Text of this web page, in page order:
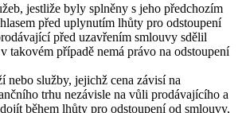
jestliže byly splněny s jeho předchozím
před uplynutím lhůty pro odstoupení
před uzavřením smlouvy sdělil
takovém případě nemá právo na odstoupení
nebo služby, jejichž cena závisí na
trhu nezávisle na vůli prodávajícího a
během lhůty pro odstoupení od smlouvy,